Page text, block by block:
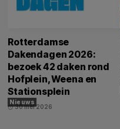
Rotterdamse
Dakendagen 2026:
bezoek 42 daken rond
Hofplein, Weena en
Stationsplein
Nieuws
schedule30 mei 2026